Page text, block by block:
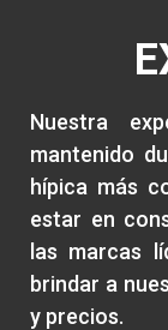
Nuestra
mantenido
hípica más
estar en
las marcas
brindar a
y precios.